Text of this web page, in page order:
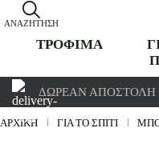
ΑΝΑΖΉΤΗΣΗ
ΤΡΟΦΙΜΑ
ΔΩΡΕΆΝ ΑΠΟΣΤΟΛΉ
ΑΡΧΙΚΉ ΓΙΑ ΤΟ ΣΠΙΤΙ